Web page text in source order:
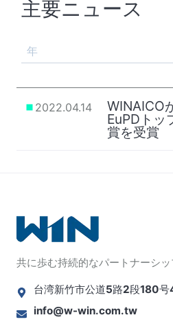
主要ニュース
年
2022.04.14 WINAICO
EuPDトッ
賞を受賞
共に歩む持続的なパートナーシ
台湾新竹市公道5路2段180号
info@w-win.com.tw